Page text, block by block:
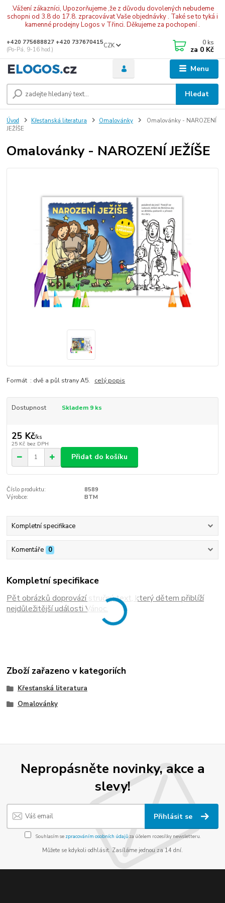
.Vážení zákazníci, Upozorňujeme ,že z důvodu dovolených nebudeme
schopni od 3.8 do 17.8. zpracovávat Vaše objednávky . Také se to tyká i
kamenné prodejny Logos v Třinci. Děkujeme za pochopení .
Menu
CZK
Hledat
+420 775688827 +420 737670415
(Po-Pá, 9-16 hod.)
0 ks
za 0 Kč
Úvod Křesťanská literatura Omalovánky
Omalovánky - NAROZENÍ
JEŽÍŠE
Omalovánky - NAROZENÍ JEŽÍŠE
Formát : dvě a půl strany A5. celý popis
Dostupnost Skladem 9 ks
25 Kč/ks
25 Kč bez DPH
Přidat do košíku
Číslo produktu:
8589
Výrobce:
BTM
Kompletní specifikace
Komentáře 0
Kompletní specifikace
Pět obrázků doprovází stručný text, který dětem přiblíží
nejdůležitější události Vánoc.
Zboží zařazeno v kategoriích
Křesťanská literatura
Omalovánky
Nepropásněte novinky, akce a
slevy!
Přihlásit se
Souhlasím se zpracováním osobních údajůza účelem rozesílky newsletteru.
Můžete se kdykoli odhlásit. Zasíláme jednou za 14 dní.